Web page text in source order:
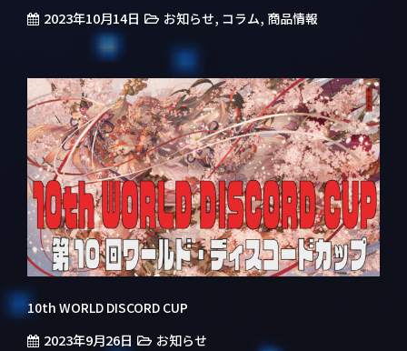
2023年10月14日 お知らせ, コラム, 商品情報
10th WORLD DISCORD CUP
2023年9月26日 お知らせ